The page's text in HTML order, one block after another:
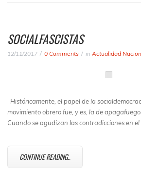
SOCIALFASCISTAS
12/11/2017 0 Comments in Actualidad
Históricamente, el papel de la
movimiento obrero fue, y es, la de
Cuando se agudizan las contradicciones en el
CONTINUE READING..